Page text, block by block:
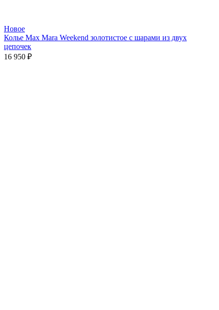
Новое
Колье Max Mara Weekend золотистое с шарами из двух
цепочек
16 950 ₽